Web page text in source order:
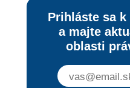
Prihláste sa
a majte
oblasti